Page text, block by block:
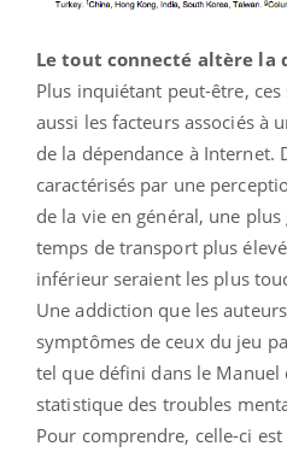
Le tout connecté altère la
Plus inquiétant peut-être,
aussi les facteurs associés à
de la dépendance à Internet.
caractérisés par une
de la vie en général, une
temps de transport plus
inférieur seraient les plus
Une addiction que les
symptômes de ceux du jeu
tel que défini dans le Manuel
statistique des troubles
Pour comprendre, celle-ci